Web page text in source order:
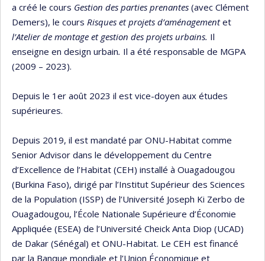
a créé le cours Gestion des parties prenantes (avec Clément
Demers), le cours Risques et projets d’aménagementet
l’Atelier de montage et gestion des projets urbains. Il
enseigne en design urbain. Il a été responsable de MGPA
(2009 – 2023).
Depuis le 1er août 2023 il est vice-doyen aux études
supérieures.
Depuis 2019, il est mandaté par ONU-Habitat comme
Senior Advisor dans le développement du Centre
d’Excellence de l’Habitat (CEH) installé à Ouagadougou
(Burkina Faso), dirigé par l’Institut Supérieur des Sciences
de la Population (ISSP) de l’Université Joseph Ki Zerbo de
Ouagadougou, l’École Nationale Supérieure d’Économie
Appliquée (ESEA) de l’Université Cheick Anta Diop (UCAD)
de Dakar (Sénégal) et ONU-Habitat. Le CEH est financé
par la Banque mondiale et l’Union Économique et